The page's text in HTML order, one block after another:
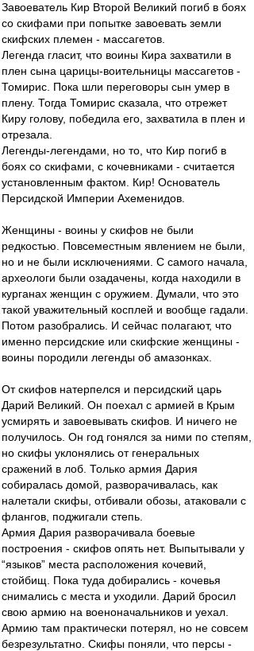
Завоеватель Кир Второй Великий погиб в боях
со скифами при попытке завоевать земли
скифских племен - массагетов.
Легенда гласит, что воины Кира захватили в
плен сына царицы-воительницы массагетов -
Томирис. Пока шли переговоры сын умер в
плену. Тогда Томирис сказала, что отрежет
Киру голову, победила его, захватила в плен и
отрезала.
Легенды-легендами, но то, что Кир погиб в
боях со скифами, с кочевниками - считается
установленным фактом. Кир! Основатель
Персидской Империи Ахеменидов.
Женщины - воины у скифов не были
редкостью. Повсеместным явлением не были,
но и не были исключениями. С самого начала,
археологи были озадачены, когда находили в
курганах женщин с оружием. Думали, что это
такой уважительный косплей и вообще гадали.
Потом разобрались. И сейчас полагают, что
именно персидские или скифские женщины -
воины породили легенды об амазонках.
От скифов натерпелся и персидский царь
Дарий Великий. Он поехал с армией в Крым
усмирять и завоевывать скифов. И ничего не
получилось. Он год гонялся за ними по степям,
но скифы уклонялись от генеральных
сражений в лоб. Только армия Дария
собиралась домой, разворачивалась, как
налетали скифы, отбивали обозы, атаковали с
флангов, поджигали степь.
Армия Дария разворачивала боевые
построения - скифов опять нет. Выпытывали у
“языков” места расположения кочевий,
стойбищ. Пока туда добирались - кочевья
снимались с места и уходили. Дарий бросил
свою армию на военоначальников и уехал.
Армию там практически потерял, но не совсем
безрезультатно. Скифы поняли, что персы -